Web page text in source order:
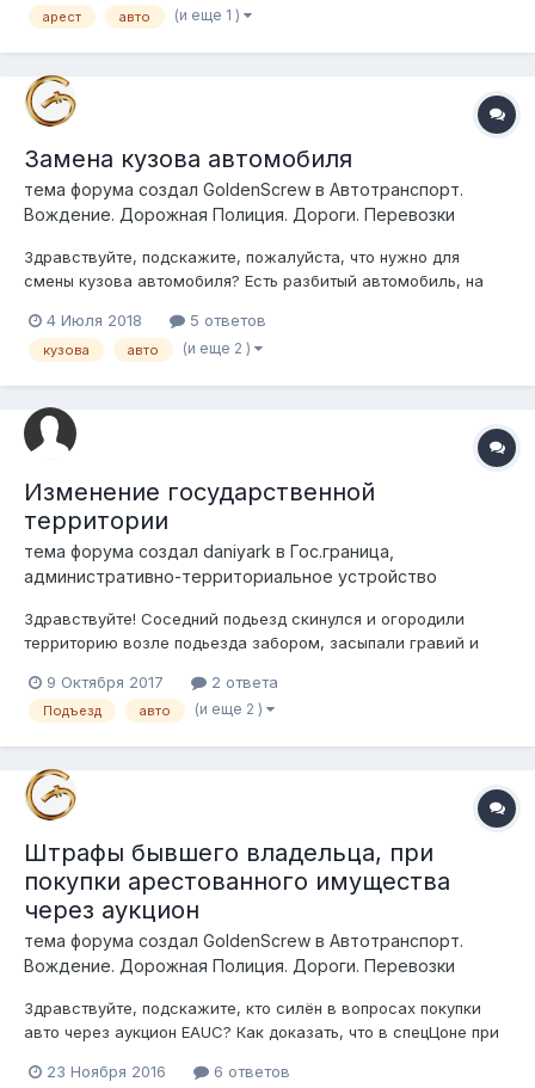
арест авто (и еще 1 )
Замена кузова автомобиля
тема форума создал GoldenScrew в Автотранспорт.
Вождение. Дорожная Полиция. Дороги. Перевозки
Здравствуйте, подскажите, пожалуйста, что нужно для
смены кузова автомобиля? Есть разбитый автомобиль, на
такого же года, той же марки, смогу ли Я сделать замену
кузова, какие документы для этого нужны, желательно с
4 Июля 2018 5 ответов
кузова авто (и еще 2 )
Изменение государственной
территории
тема форума создал daniyark в Гос.граница,
административно-территориальное устройство
Здравствуйте! Соседний подьезд скинулся и огородили
территорию возле подьезда забором, засыпали гравий и
машину на их «парковке» и мне кто-то ее пацарапал острым
предметом. Летом они поставили шлагбаум, но убрали
9 Октября 2017 2 ответа
Подъезд авто (и еще 2 )
Штрафы бывшего владельца, при
покупки арестованного имущества
через аукцион
тема форума создал GoldenScrew в Автотранспорт.
Вождение. Дорожная Полиция. Дороги. Перевозки
Здравствуйте, подскажите, кто силён в вопросах покупки
авто через аукцион EAUC? Как доказать, что в спецЦоне при
продажи, составленного на основании протокола об итогах
23 Ноября 2016 6 ответов